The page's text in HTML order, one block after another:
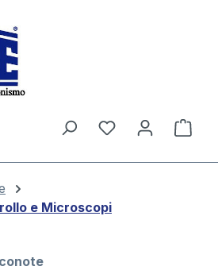
Il
e Microscopi